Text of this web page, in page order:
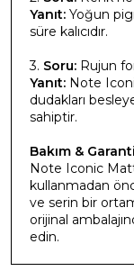
Yanıt: Yoğun
süre kalıcıdır.
3. Soru: Rujun
Yanıt: Note
dudakları
sahiptir.
Bakım &
Note Iconic
kullanmadan
ve serin bir
orijinal
edin.